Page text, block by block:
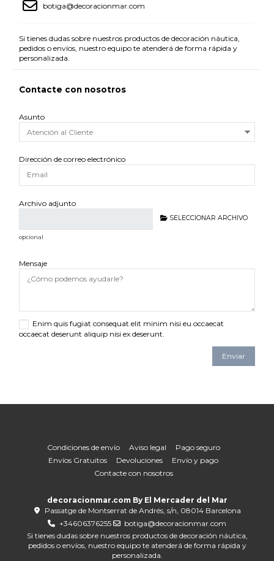
botiga@decoracionmar.com
Si tienes dudas sobre nuestros productos de decoración náutica,
pedidos o envíos, nuestro equipo te atenderá de forma rápida y
personalizada.
Contacte con nosotros
Asunto
Dirección de correo electrónico
Archivo adjunto
SELECCIONAR ARCHIVO
opcional
Mensaje
Enim quis fugiat consequat elit minim nisi eu occaecat
occaecat deserunt aliquip nisi ex deserunt.
Condiciones de envío Aviso legal
Pago seguro
Envíos Gratuitos
Devoluciones
Envío y pago
Contacte con nosotros
decoracionmar.com By El Mercader del Mar
Passatge de Montserrat de Andrés, s/n, 08014 Barcelona
+34606376255
botiga@decoracionmar.com
Si tienes dudas sobre nuestros productos de decoración náutica,
pedidos o envíos, nuestro equipo te atenderá de forma rápida y
personalizada.